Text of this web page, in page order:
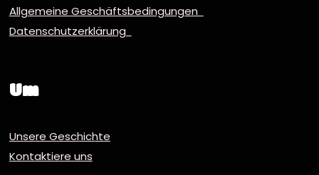
Allgemeine Geschäftsbedingungen
Datenschutzerklärung
Um
Unsere Geschichte
Kontaktiere uns